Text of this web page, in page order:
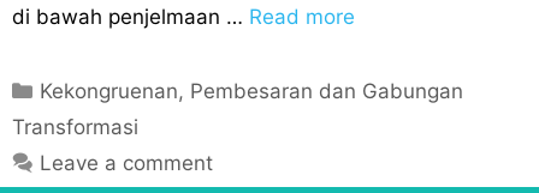
di bawah penjelmaan … Read more
C
a
e
Kekongruenan, Pembesaran dan Gabungan
Transformasi
Leave a comment